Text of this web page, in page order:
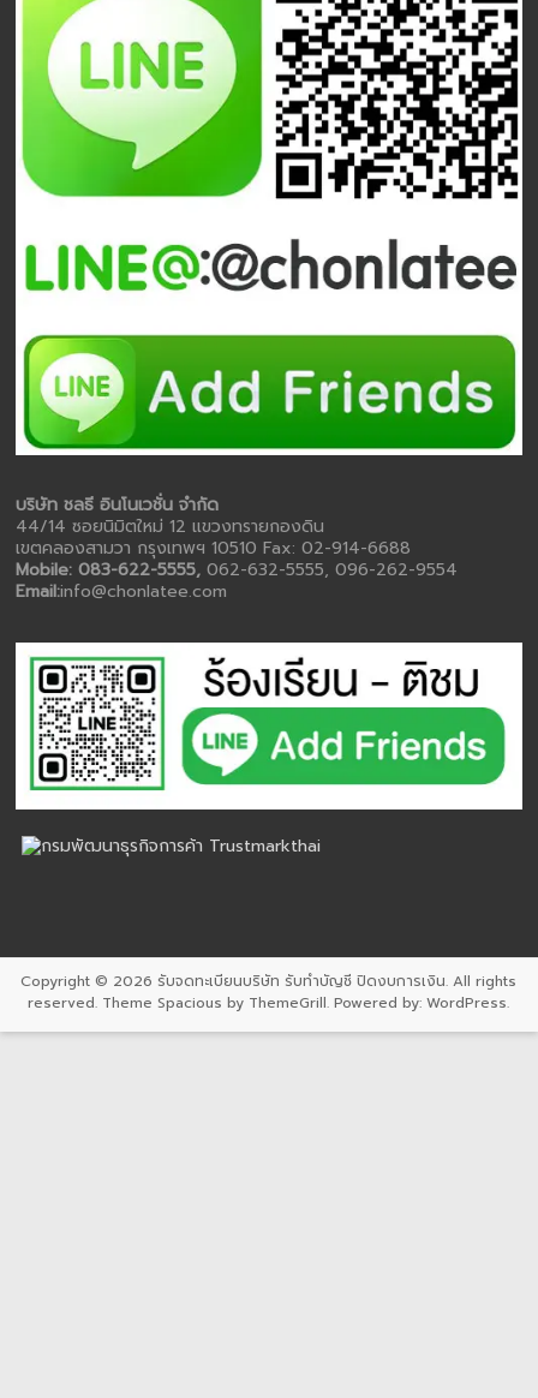
บริษัท ชลธี อินโนเวชั่น จำกัด
44/14 ซอยนิมิตใหม่ 12 แขวงทรายกองดิน
เขตคลองสามวา กรุงเทพฯ 10510 Fax: 02-914-6688
Mobile: 083-622-5555,062-632-5555, 096-262-9554
Email:info@chonlatee.com
Copyright © 2026 รับจดทะเบียนบริษัท รับทำบัญชี ปิดงบการเงิน. All rights
reserved. ThemeSpacious by ThemeGrill. Powered by:WordPress.